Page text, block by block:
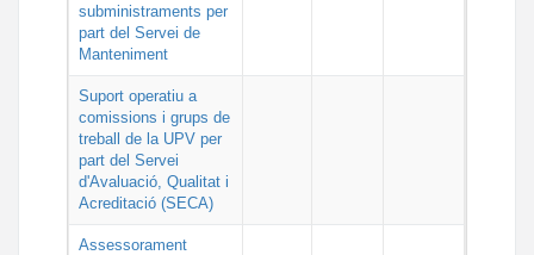
subministraments per
part del Servei de
Manteniment
Suport operatiu a
comissions i grups de
treball de la UPV per
part del Servei
d'Avaluació, Qualitat i
Acreditació (SECA)
Assessorament